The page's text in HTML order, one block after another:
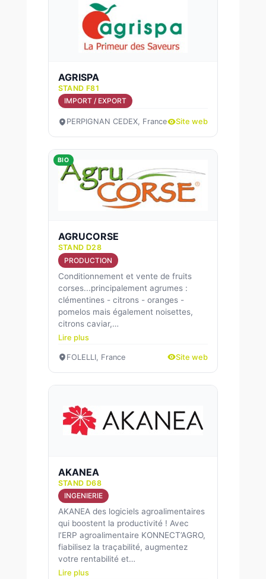
AGRISPA
STAND F81
IMPORT / EXPORT
PERPIGNAN CEDEX, France Site web
BIO
AGRUCORSE
STAND D28
PRODUCTION
Conditionnement et vente de fruits
corses...principalement agrumes :
clémentines - citrons - oranges -
pomelos mais également noisettes,
citrons caviar,…
Lire plus
FOLELLI, France Site web
AKANEA
STAND D68
INGENIERIE
AKANEA des logiciels agroalimentaires
qui boostent la productivité ! Avec
l’ERP agroalimentaire KONNECT’AGRO,
fiabilisez la traçabilité, augmentez
votre rentabilité et…
Lire plus